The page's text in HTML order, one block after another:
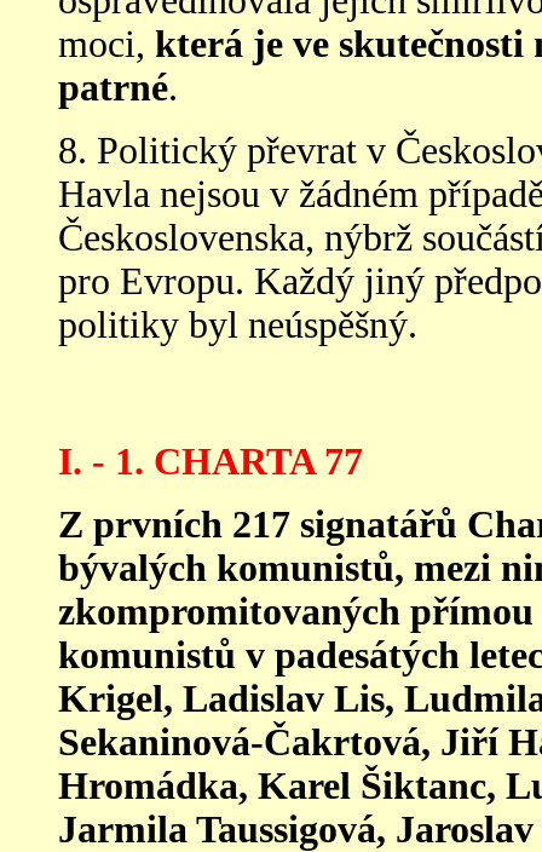
moci, která je ve skutečnosti
patrné.
8. Politický převrat v
Havla nejsou v žádném
Československa, nýbrž
pro Evropu. Každý jiný
politiky byl neúspěšný.
I. - 1. CHARTA 77
Z prvních 217 signatářů
bývalých komunistů, mezi
zkompromitovaných
komunistů v padesátých
Krigel, Ladislav Lis,
Sekaninová-Čakrtová, Jiří
Hromádka, Karel Šiktanc,
Jarmila Taussigová,